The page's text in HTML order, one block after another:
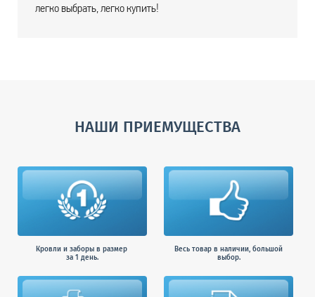
легко выбрать, легко купить!
НАШИ ПРИЕМУЩЕСТВА
Кровли и заборы в размер
за 1 день.
Весь товар в наличии, большой
выбор.